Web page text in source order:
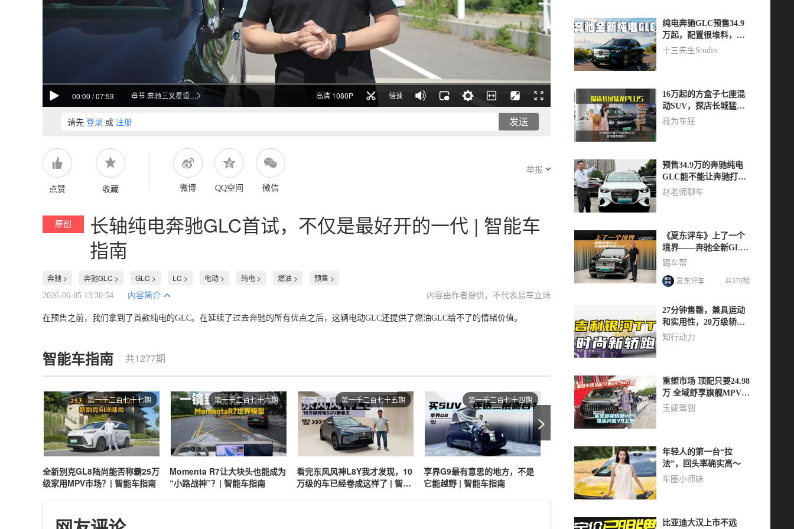
00:00 /07:53 章节·奔驰三叉星设计解析 高清 1080P 倍速
请先 登录 或 注册 发送
点赞 收藏 微博 QQ空间 微信
举报
原创
长轴纯电奔驰GLC首试，不仅是最好开的一代 | 智能车
指南
奔驰 > 奔驰GLC > GLC > LC > 电动 > 纯电 > 燃油 > 预售 >
2026-06-05 13:30:54 内容简介 内容由作者提供，不代表易车立场
在预售之前，我们拿到了首款纯电的GLC。在延续了过去奔驰的所有优点之后，这辆电动GLC还提供了燃油GLC给不了的情绪价值。
智能车指南 共1277期
全新别克GL8陆尚能否称霸25万
级家用MPV市场？| 智能车指南
第一千二百七十七期
Momenta R7让大块头也能成为
“小路战神”？| 智能车指南
第一千二百七十六期
看完东风风神L8Y我才发现，10
万级的车已经卷成这样了 | 智能
第一千二百七十五期
享界G9最有意思的地方，不是
它能越野 | 智能车指南
第一千二百七十四期
享界G9原厂车顶帐，睡两人还
不挤 | 智能车指南
第一千二百七十三期
别克至境L7预售16.99万起，“
民婚车”有戏吗？| 智能车指南
>
纯电奔驰GLC预售34.9
万起，配置很堆料，上
市价格多少合适？
十三先生Studio
16万起的方盒子七座混
动SUV，探店长城猛龙
PLUS，家用越野都能行
我为车狂
预售34.9万的奔驰纯电
GLC能不能让奔驰打个
翻身仗?看看这4点
赵老师聊车
《夏东评车》上了一个
境界——奔驰全新GLC
长轴纯电中型SUV
踢车帮
夏东评车 共578期
27分钟售罄，兼具运动
和实用性，20万级轿跑
就看吉利银河TT
知行动力
重塑市场 顶配只要24.98
万 全域舒享旗舰MPV极
狐问道V9上市
玉婕驾到
年轻人的第一台“拉
法”，回头率确实高～
车圈小师妹
比亚迪大汉上市不远